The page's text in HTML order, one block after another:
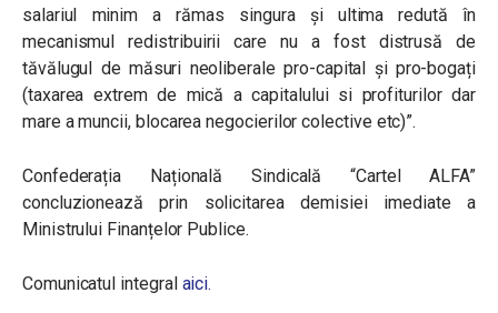
salariul minim a rămas singura și ultima redută în
mecanismul redistribuirii care nu a fost distrusă de
tăvălugul de măsuri neoliberale pro-capital și pro-bogați
(taxarea extrem de mică a capitalului si profiturilor dar
mare a muncii, blocarea negocierilor colective etc)”.
Confederația Națională Sindicală “Cartel ALFA”
concluzionează prin solicitarea demisiei imediate a
Ministrului Finanțelor Publice.
Comunicatul integral aici.